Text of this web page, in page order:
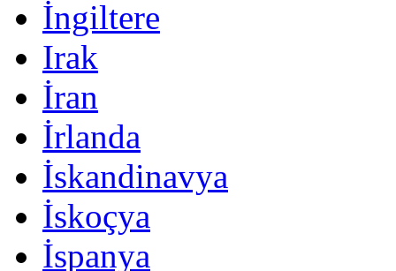
İngiltere
Irak
İran
İrlanda
İskandinavya
İskoçya
İspanya